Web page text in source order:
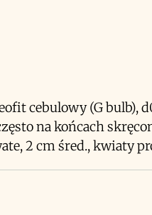
cebulowy (G bulb),
na końcach
2 cm śred., kwiaty